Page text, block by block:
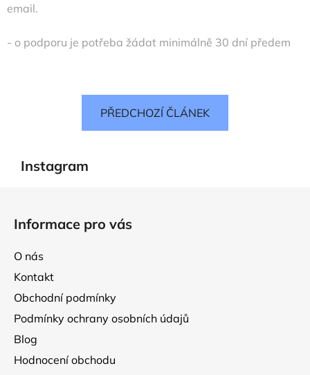
email.
- o podporu je potřeba žádat minimálně 30 dní předem
PŘEDCHOZÍ ČLÁNEK
Instagram
Informace pro vás
O nás
Kontakt
Obchodní podmínky
Podmínky ochrany osobních údajů
Blog
Hodnocení obchodu